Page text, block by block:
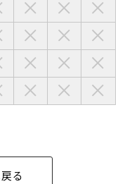
る
煙所あり
室あり
裏導線あり
有回線(NURO)あり
レス発表